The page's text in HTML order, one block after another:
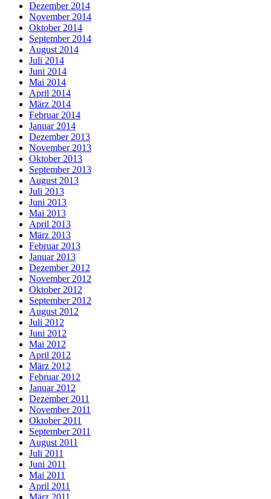
Dezember 2014
November 2014
Oktober 2014
September 2014
August 2014
Juli 2014
Juni 2014
Mai 2014
April 2014
März 2014
Februar 2014
Januar 2014
Dezember 2013
November 2013
Oktober 2013
September 2013
August 2013
Juli 2013
Juni 2013
Mai 2013
April 2013
März 2013
Februar 2013
Januar 2013
Dezember 2012
November 2012
Oktober 2012
September 2012
August 2012
Juli 2012
Juni 2012
Mai 2012
April 2012
März 2012
Februar 2012
Januar 2012
Dezember 2011
November 2011
Oktober 2011
September 2011
August 2011
Juli 2011
Juni 2011
Mai 2011
April 2011